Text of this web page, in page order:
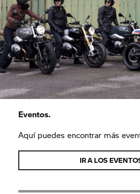
Eventos.
Aquí puedes encontrar más
IR A LOS